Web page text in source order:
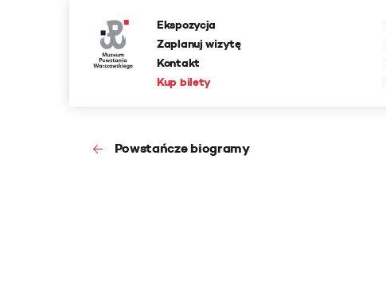
Ekspozycja
Zaplanuj wizytę
Kontakt
Kup bilety
Powstańcze biogramy